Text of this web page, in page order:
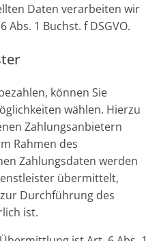
Daten verarbeiten wir
1 Buchst. f DSGVO.
können Sie
wählen. Hierzu
Zahlungsanbietern
Rahmen des
Zahlungsdaten werden
übermittelt,
Durchführung des
ist.